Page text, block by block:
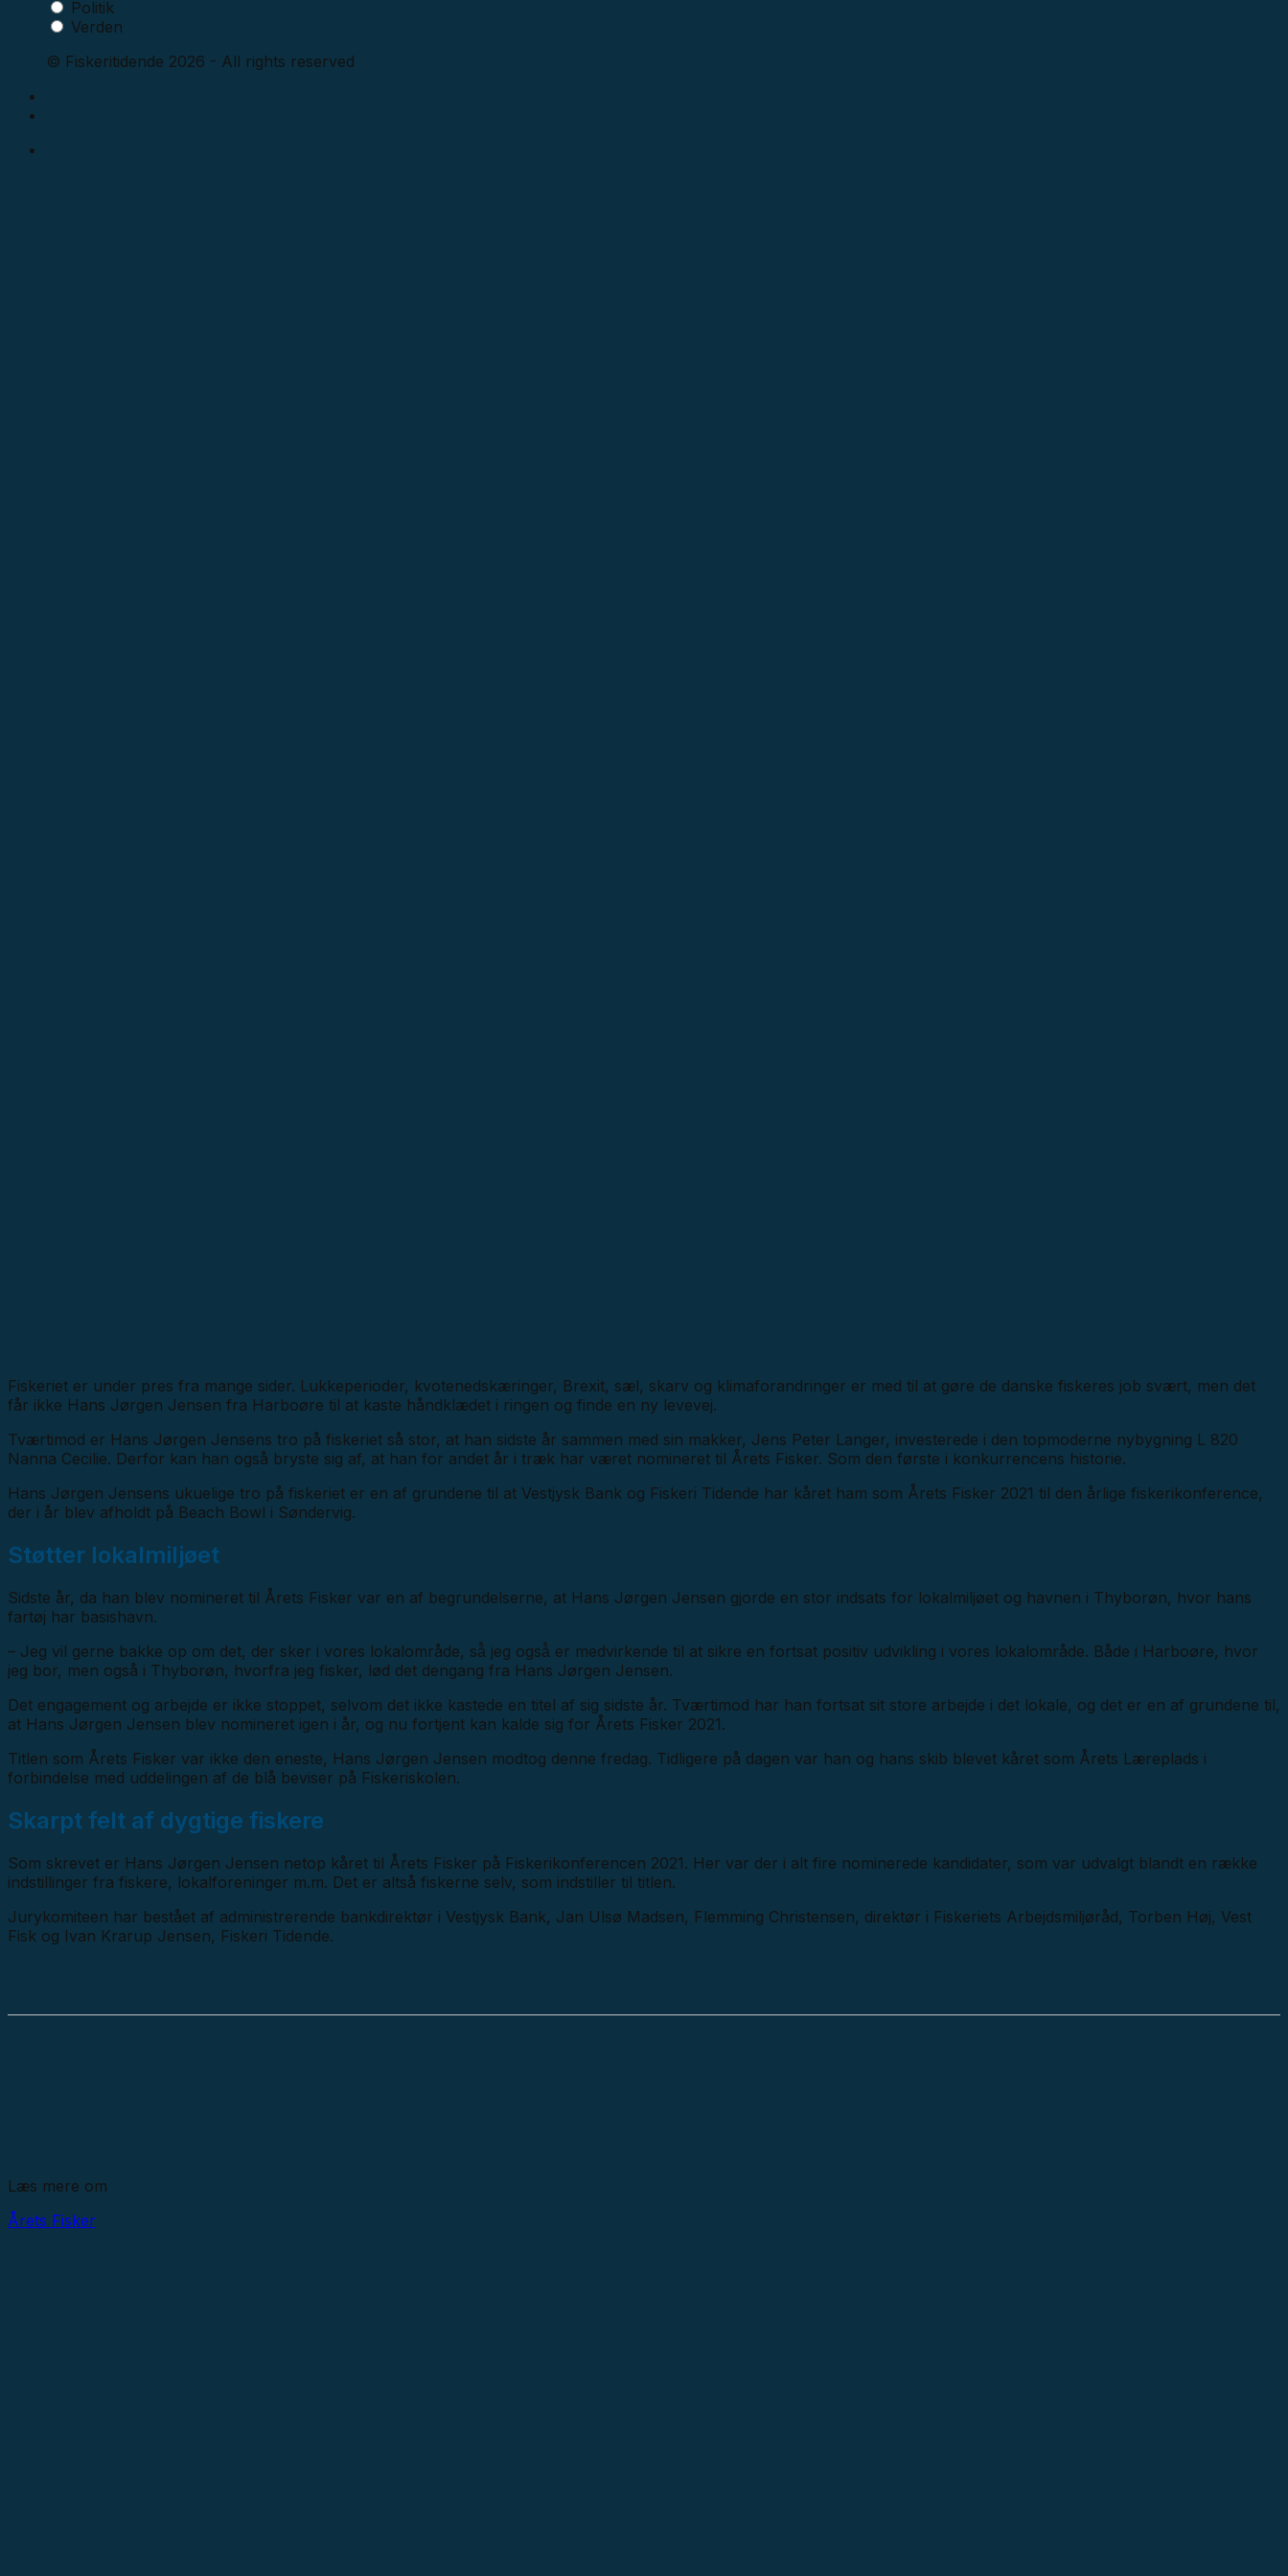
Politik
Verden
© Fiskeritidende 2026 - All rights reserved
Fiskeriet er under pres fra mange sider. Lukkeperioder, kvotenedskæringer, Brexit, sæl, skarv og klimaforandringer er med til at gøre de danske fiskeres job svært, men det
får ikke Hans Jørgen Jensen fra Harboøre til at kaste håndklædet i ringen og finde en ny levevej.
Tværtimod er Hans Jørgen Jensens tro på fiskeriet så stor, at han sidste år sammen med sin makker, Jens Peter Langer, investerede i den topmoderne nybygning L 820
Nanna Cecilie. Derfor kan han også bryste sig af, at han for andet år i træk har været nomineret til Årets Fisker. Som den første i konkurrencens historie.
Hans Jørgen Jensens ukuelige tro på fiskeriet er en af grundene til at Vestjysk Bank og Fiskeri Tidende har kåret ham som Årets Fisker 2021 til den årlige fiskerikonference,
der i år blev afholdt på Beach Bowl i Søndervig.
Støtter lokalmiljøet
Sidste år, da han blev nomineret til Årets Fisker var en af begrundelserne, at Hans Jørgen Jensen gjorde en stor indsats for lokalmiljøet og havnen i Thyborøn, hvor hans
fartøj har basishavn.
– Jeg vil gerne bakke op om det, der sker i vores lokalområde, så̊ jeg også̊ er medvirkende til at sikre en fortsat positiv udvikling i vores lokalområde. Både i Harboøre, hvor
jeg bor, men også i Thyborøn, hvorfra jeg fisker, lød det dengang fra Hans Jørgen Jensen.
Det engagement og arbejde er ikke stoppet, selvom det ikke kastede en titel af sig sidste år. Tværtimod har han fortsat sit store arbejde i det lokale, og det er en af grundene til,
at Hans Jørgen Jensen blev nomineret igen i år, og nu fortjent kan kalde sig for Årets Fisker 2021.
Titlen som Årets Fisker var ikke den eneste, Hans Jørgen Jensen modtog denne fredag. Tidligere på dagen var han og hans skib blevet kåret som Årets Læreplads i
forbindelse med uddelingen af de blå beviser på Fiskeriskolen.
Skarpt felt af dygtige fiskere
Som skrevet er Hans Jørgen Jensen netop kåret til Årets Fisker på Fiskerikonferencen 2021. Her var der i alt fire nominerede kandidater, som var udvalgt blandt en række
indstillinger fra fiskere, lokalforeninger m.m. Det er altså fiskerne selv, som indstiller til titlen.
Jurykomiteen har bestået af administrerende bankdirektør i Vestjysk Bank, Jan Ulsø Madsen, Flemming Christensen, direktør i Fiskeriets Arbejdsmiljøråd, Torben Høj, Vest
Fisk og Ivan Krarup Jensen, Fiskeri Tidende.
Læs mere om
Årets Fisker